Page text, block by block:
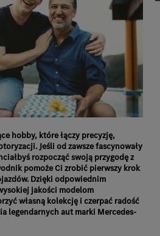
hobby, które łączy precyzję,
Jeśli od zawsze fascynowały
rozpocząć swoją przygodę z
pomoże Ci zrobić pierwszy krok
Dzięki odpowiednim
jakości modelom
własną kolekcję i czerpać radość
legendarnych aut marki Mercedes-